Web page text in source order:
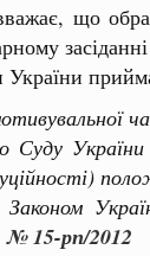
що
України у
№ 15-рп/2012